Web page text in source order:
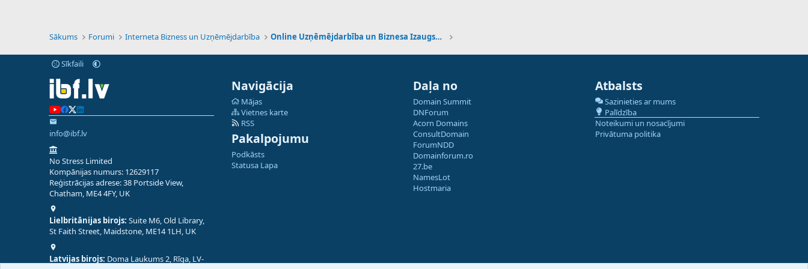
Sākums Forumi Interneta Bizness un Uzņēmējdarbība Online Uzņēmējdarbība un Biznesa Izaugsme
Sīkfaili
info@ibf.lv
No Stress Limited
Kompānijas numurs: 12629117
Reģistrācijas adrese: 38 Portside View,
Chatham, ME4 4FY, UK
Lielbritānijas birojs: Suite M6, Old Library,
St Faith Street, Maidstone, ME14 1LH, UK
Latvijas birojs: Doma Laukums 2, Rīga, LV-
Navigācija
Mājas
Vietnes karte
RSS
Pakalpojumu
Podkāsts
Statusa Lapa
Daļa no
Domain Summit
DNForum
Acorn Domains
ConsultDomain
ForumNDD
Domainforum.ro
27.be
NamesLot
Hostmaria
Atbalsts
Sazinieties ar mums
Palīdzība
Noteikumi un nosacījumi
Privātuma politika